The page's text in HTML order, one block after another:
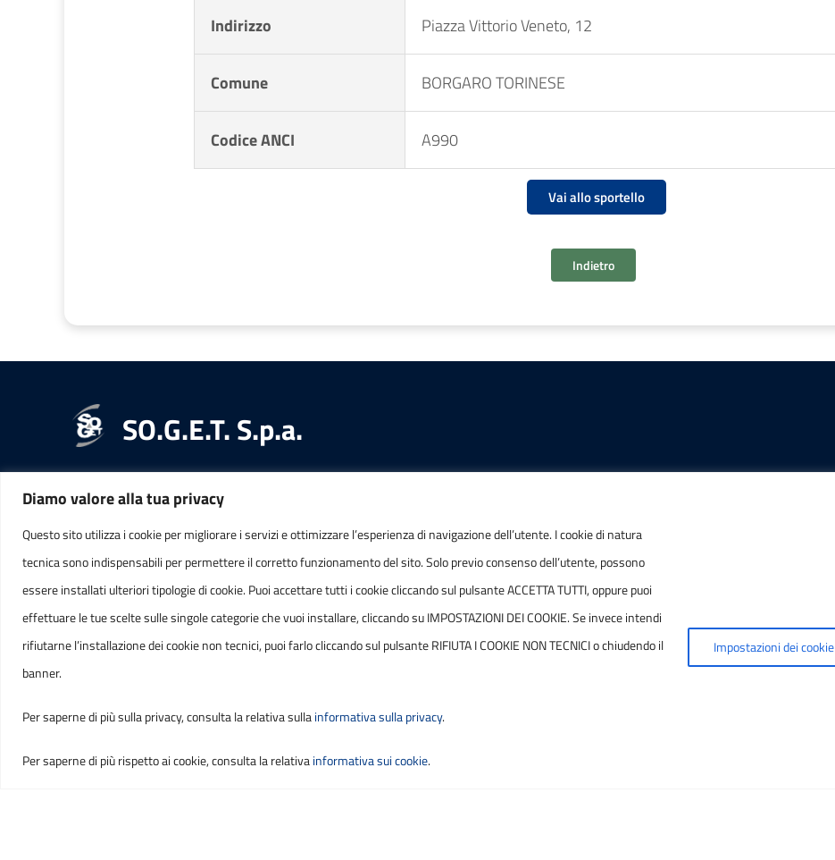
Diamo valore alla tua privacy
Questo sito utilizza i cookie per migliorare i servizi e ottimizzare l’esperienza di navigazione dell’utente. I cookie di natura
tecnica sono indispensabili per permettere il corretto funzionamento del sito. Solo previo consenso dell’utente, possono
essere installati ulteriori tipologie di cookie. Puoi accettare tutti i cookie cliccando sul pulsante ACCETTA TUTTI, oppure puoi
effettuare le tue scelte sulle singole categorie che vuoi installare, cliccando su IMPOSTAZIONI DEI COOKIE. Se invece intendi
rifiutarne l’installazione dei cookie non tecnici, puoi farlo cliccando sul pulsante RIFIUTA I COOKIE NON TECNICI o chiudendo il
banner.
Per saperne di più sulla privacy, consulta la relativa sullainformativa sulla privacy.
Per saperne di più rispetto ai cookie, consulta la relativainformativa sui cookie.
Impostazioni dei cookie
Indirizzo Piazza Vittorio Veneto, 12
Comune BORGARO TORINESE
Codice ANCI A990
Vai allo sportello
Indietro
SO.G.E.T. S.p.a.
RECAPITI
Indirizzo
Via Venezia, 47
65121, PESCARA
(+39) 085 3850800
INFORMAZIONI
C.F. / P.IVA
IT01807790686
POSTA ELETTRONICA
PEC
protocollo.sogetspa@pec.it